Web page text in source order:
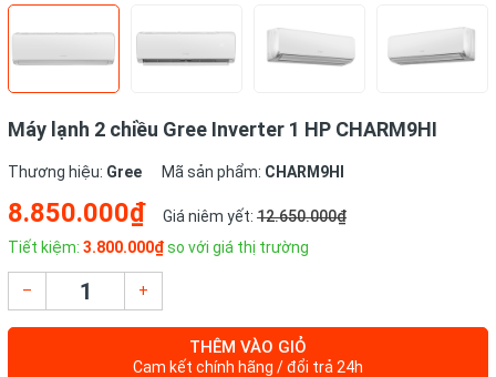
Máy lạnh 2 chiều Gree Inverter 1 HP CHARM9HI
Thương hiệu: Gree Mã sản phẩm: CHARM9HI
8.850.000₫ Giá niêm yết: 12.650.000₫
Tiết kiệm: 3.800.000₫so với giá thị trường
– +
THÊM VÀO GIỎ
Cam kết chính hãng / đổi trả 24h